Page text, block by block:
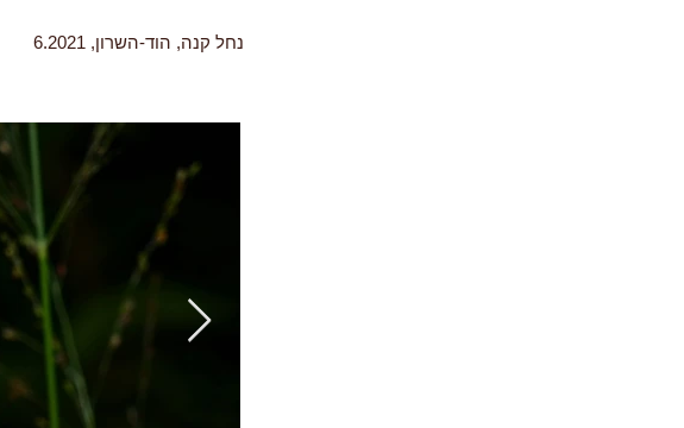
נחל קנה, הוד-השרון, 6.2021